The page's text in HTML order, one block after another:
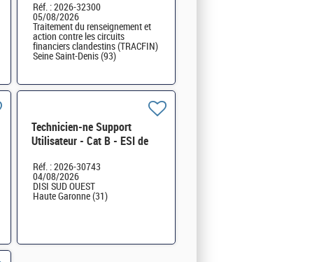
Réf. : 2026-32300
05/08/2026
Traitement du renseignement et
action contre les circuits
financiers clandestins (TRACFIN)
Seine Saint-Denis (93)
Technicien-ne Support
Utilisateur - Cat B - ESI de
Réf. : 2026-30743
04/08/2026
DISI SUD OUEST
Haute Garonne (31)